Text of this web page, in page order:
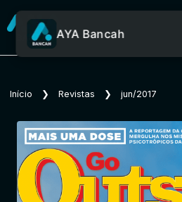
Sobre
AYA Bancah
Início ❯ Revistas ❯ jun/2017